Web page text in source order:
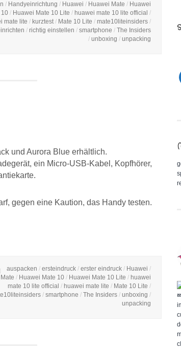
/ Handyeinrichtung / Huawei / Huawei Mate / Huawei
10 / Huawei Mate 10 Lite / huawei mate 10 lite official /
mate lite / kurztest / Mate 10 Lite / mate10liteinsiders /
/ richtig einstellen / smartphone / The Insiders
/ unboxing / unpacking
und Aurora Blue erhältlich.
ein Micro-USB-Kabel, Kopfhörer,
gegen eine Kaution, das Handy testen.
auspacken / ersteindruck / erster eindruck / Huawei /
/ Huawei Mate 10 / Huawei Mate 10 Lite / huawei
mate 10 lite official / huawei mate lite / Mate 10 Lite /
/ smartphone / The Insiders / unboxing /
unpacking